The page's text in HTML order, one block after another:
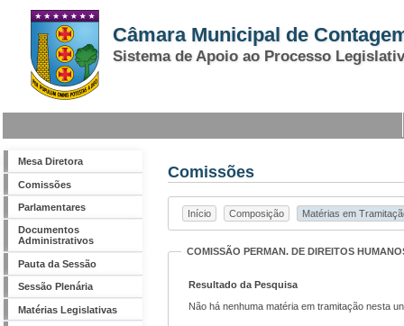
Câmara Municipal de
Sistema de Apoio ao Processo
Mesa Diretora
Comissões
Parlamentares
Documentos
Administrativos
Pauta da Sessão
Sessão Plenária
Matérias Legislativas
Comissões
Início Composição Matérias em
COMISSÃO PERMAN. DE DIREITOS
Resultado da Pesquisa
Não há nenhuma matéria em tramitação nesta